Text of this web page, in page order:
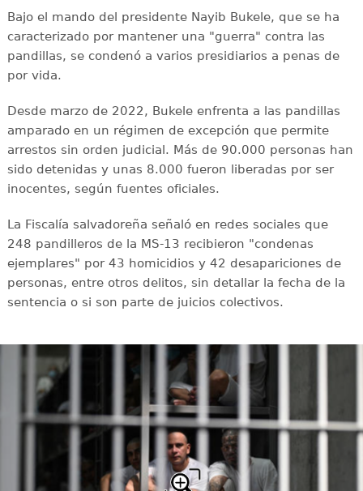
Bajo el mando del presidente Nayib Bukele, que se ha
caracterizado por mantener una "guerra" contra las
pandillas, se condenó a varios presidiarios a penas de
por vida.
Desde marzo de 2022, Bukele enfrenta a las pandillas
amparado en un régimen de excepción que permite
arrestos sin orden judicial. Más de 90.000 personas han
sido detenidas y unas 8.000 fueron liberadas por ser
inocentes, según fuentes oficiales.
La Fiscalía salvadoreña señaló en redes sociales que
248 pandilleros de la MS-13 recibieron "condenas
ejemplares" por 43 homicidios y 42 desapariciones de
personas, entre otros delitos, sin detallar la fecha de la
sentencia o si son parte de juicios colectivos.